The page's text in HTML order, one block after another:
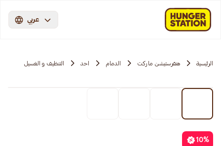
عربي
الرئيسية هنقرستيشن ماركت الدمام احد التنظيف و الغسيل
10%